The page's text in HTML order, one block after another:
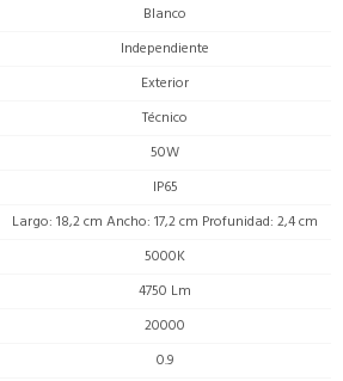
Blanco
Independiente
Exterior
Técnico
50W
IP65
Largo: 18,2 cm Ancho: 17,2 cm Profunidad: 2,4 cm
5000K
4750 Lm
20000
0.9